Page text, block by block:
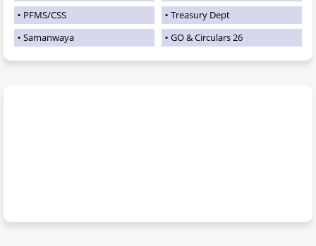
PFMS/CSS
Treasury Dept
Samanwaya
GO & Circulars 26